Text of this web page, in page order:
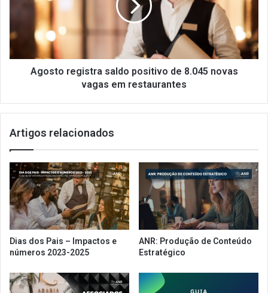
novas
em
restaurantes
Agosto registra saldo positivo de 8.045 novas
vagas em restaurantes
Artigos relacionados
Dias dos Pais – Impactos e
números 2023-2025
ANR: Produção de Conteúdo
Estratégico